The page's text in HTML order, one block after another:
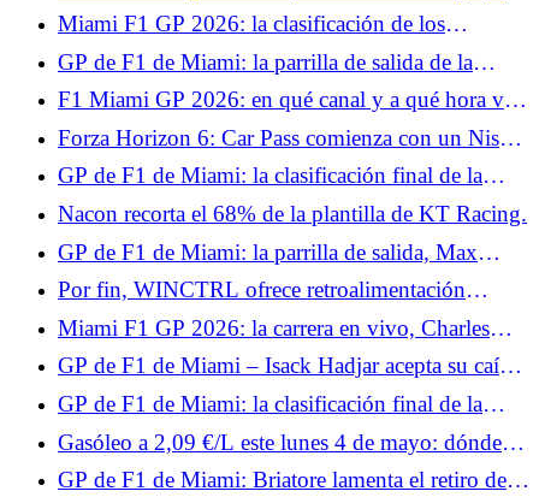
F1, reglas, nuevos pilotos y circuitos.
Miami F1 GP 2026: la clasificación de los
entrenamientos libres 1, Charles Leclerc anuncia el
color, Pierre Gasly ya en juego
GP de F1 de Miami: la parrilla de salida de la
carrera al sprint, Lando Norris abofetea a la
competencia, Esteban Ocon fracasa
F1 Miami GP 2026: en qué canal y a qué hora ver
la carrera sprint
Forza Horizon 6: Car Pass comienza con un Nissan
Skyline GT-R.
GP de F1 de Miami: la clasificación final de la
carrera al sprint, Kimi Antonelli penalizado, Pierre
Gasly en los puntos
Nacon recorta el 68% de la plantilla de KT Racing.
GP de F1 de Miami: la parrilla de salida, Max
Verstappen crea una sorpresa, Isack Hadjar en
apuros
Por fin, WINCTRL ofrece retroalimentación
háptica.
Miami F1 GP 2026: la carrera en vivo, Charles
Leclerc estropea su podio, Antonelli como jefe
GP de F1 de Miami – Isack Hadjar acepta su caída:
“No era muy inteligente”
GP de F1 de Miami: la clasificación final de la
carrera, y tres para Antonelli, grandes puntos para
Alpine
Gasóleo a 2,09 €/L este lunes 4 de mayo: dónde
repostar gasóleo por debajo de la media de 2,19
€/L en Francia
GP de F1 de Miami: Briatore lamenta el retiro de